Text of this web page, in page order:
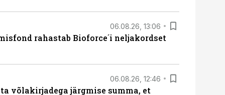
06.08.26, 13:06
rahastab Bioforce´i neljakordset
06.08.26, 12:46
võlakirjadega järgmise summa, et